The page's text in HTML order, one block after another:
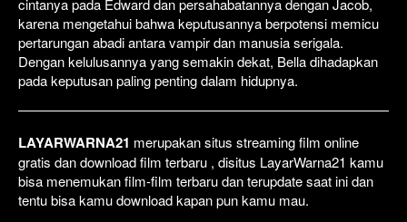
cintanya pada Edward dan persahabatannya dengan Jacob,
karena mengetahui bahwa keputusannya berpotensi memicu
pertarungan abadi antara vampir dan manusia serigala.
Dengan kelulusannya yang semakin dekat, Bella dihadapkan
pada keputusan paling penting dalam hidupnya.
LAYARWARNA21 merupakan situs streaming film online
gratis dan download film terbaru , disitus LayarWarna21 kamu
bisa menemukan film-film terbaru dan terupdate saat ini dan
tentu bisa kamu download kapan pun kamu mau.